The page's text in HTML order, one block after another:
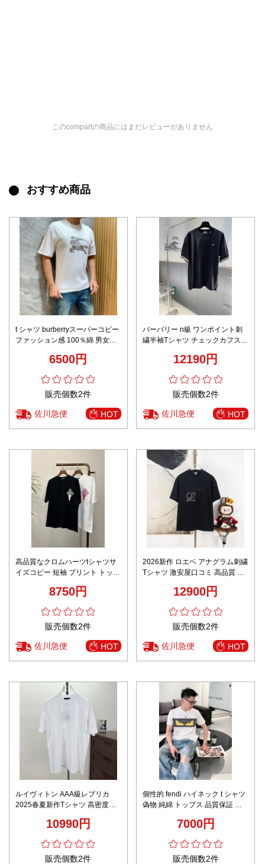
このcompartの商品にはまだレビューがありません
おすすめ商品
t シャツ burberryスーパーコピー
ファッション感 100％綿 男女兼
6500円
販売個数2件
佐川急便 HOT
バーバリー n級 ワンポイント刺
繍半袖Tシャツ チェックカフスデ
12190円
販売個数2件
佐川急便 HOT
高品質なクロムハーツtシャツサ
イズコピー 短袖 プリント トップ
8750円
販売個数2件
佐川急便 HOT
2026新作 ロエベ アナグラム刺繍
Tシャツ 激安屋口コミ 高品質 通
精密ディテール 上質感 レビュー
12900円
販売個数2件
佐川急便 HOT
ルイヴィトン AAA級レプリカ
2025春夏新作Tシャツ 高密度コ
10990円
販売個数2件
個性的 fendi ハイネック t シャツ
偽物 純綿 トップス 品質保証 プ
7000円
販売個数2件